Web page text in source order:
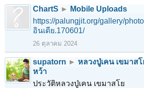
ChartS ► Mobile Uploads
https://palungjit.org/gallery/
อินเดีย.170601/
26 ตุลาคม 2024
supatorn ► หลวงปู่เคน เขมาส
หว้า
ประวัติหลวงปู่เคน เขมาสโย